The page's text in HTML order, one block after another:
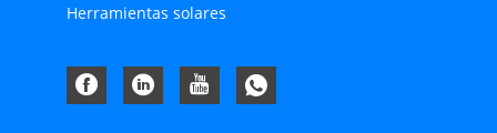
Herramientas solares